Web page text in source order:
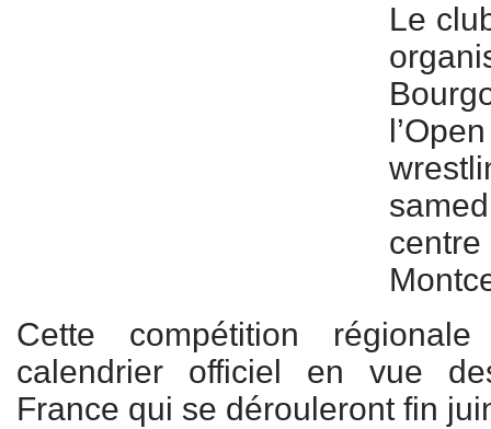
Le
Cette compétition
calendrier officiel en vue
France qui se dérouleront fin